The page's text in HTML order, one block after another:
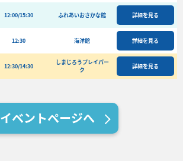
12:00/15:30 ふれあいおさかな館 詳細を見る
12:30 海洋館 詳細を見る
12:30/14:30
しまじろうプレイパー
ク
詳細を見る
イベントページへ